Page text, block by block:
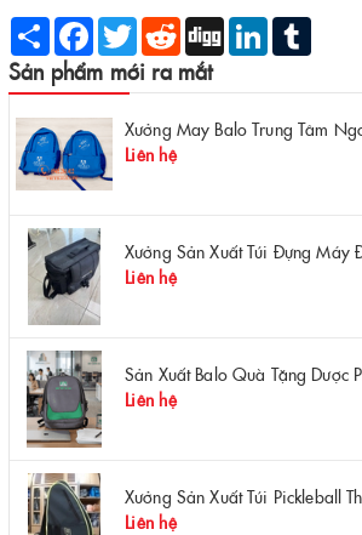
Share Facebook
Twitter Reddit Digg LinkedIn
Sản phẩm mới ra mắt
Liên hệ
Liên hệ
Liên hệ
Liên hệ